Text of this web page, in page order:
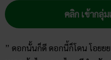
คลิก เข้ากลุ่
” ดอกนั้นก็ดี ดอกนี้ก็โดน โอย